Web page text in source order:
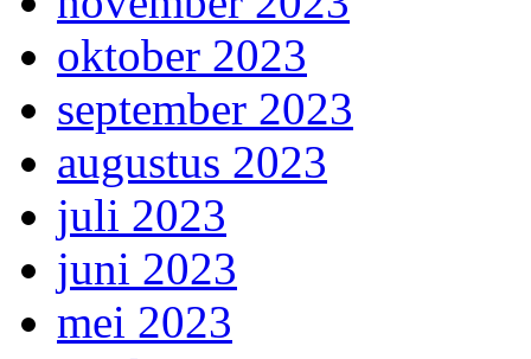
oktober 2023
september 2023
augustus 2023
juli 2023
juni 2023
mei 2023